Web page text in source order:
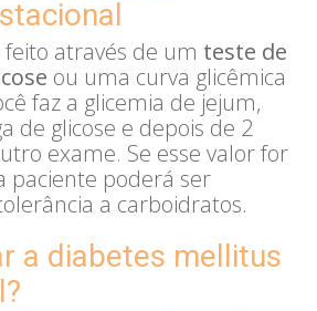
feito através de um teste de
ou uma curva glicêmica
faz a glicemia de jejum,
de glicose e depois de 2
exame. Se esse valor for
paciente poderá ser
a carboidratos.
a diabetes mellitus